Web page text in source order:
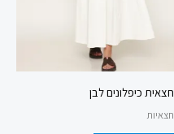
חצאית כיפלונים לבן
חצאיות